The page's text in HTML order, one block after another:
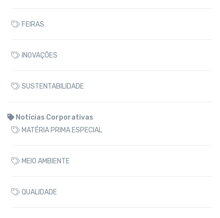
FEIRAS
INOVAÇÕES
SUSTENTABILIDADE
Notícias Corporativas
MATÉRIA PRIMA ESPECIAL
MEIO AMBIENTE
QUALIDADE